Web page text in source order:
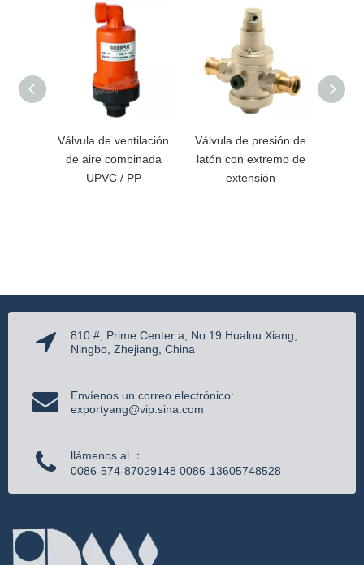
Válvula de ventilación
de aire combinada
UPVC / PP
Válvula de presión de
latón con extremo de
extensión
810 #, Prime Center a, No.19 Hualou Xiang,
Ningbo, Zhejiang, China
Envíenos un correo electrónico:
exportyang@vip.sina.com
llámenos al ：
0086-574-87029148 0086-13605748528